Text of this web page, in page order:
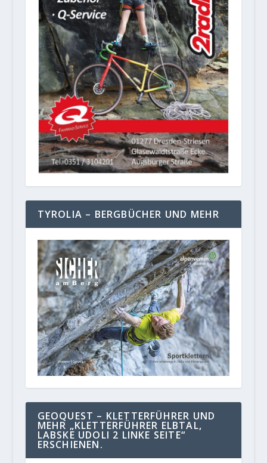
TYROLIA – BERGBÜCHER UND MEHR
GEOQUEST – KLETTERFÜHRER UND
MEHR „KLETTERFÜHRER ELBTAL,
LABSKE UDOLI 2 LINKE SEITE“
ERSCHIENEN.